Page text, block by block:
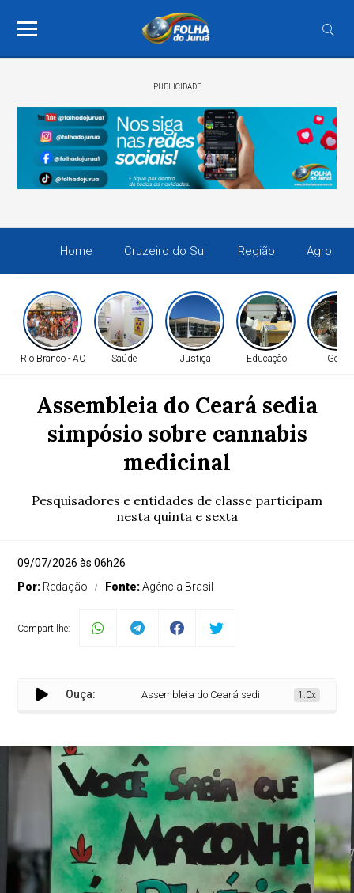
PUBLICIDADE
Home Cruzeiro do Sul Região Agro
Rio Branco - AC Saúde Justiça Educação Geral
Assembleia do Ceará sedia
simpósio sobre cannabis
medicinal
Pesquisadores e entidades de classe participam
nesta quinta e sexta
09/07/2026 às 06h26
Por: Redação Fonte:Agência Brasil
Compartilhe:
Ouça: Assembleia do Ceará sedia simpósio sobre
1.0x